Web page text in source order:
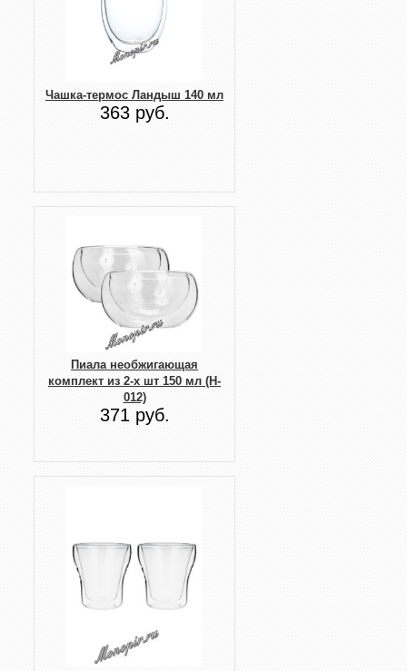
Чашка-термос Ландыш 140 мл
363 руб.
Пиала необжигающая
комплект из 2-х шт 150 мл (H-
012)
371 руб.